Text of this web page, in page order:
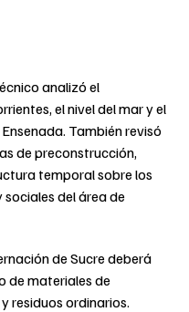
analizó el
el nivel del mar y el
También revisó
de preconstrucción,
temporal sobre los
del área de
de Sucre deberá
de materiales de
residuos ordinarios.